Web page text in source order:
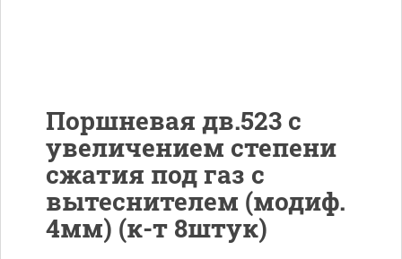
Поршневая дв.523 с
увеличением степени
сжатия под газ с
вытеснителем (модиф.
4мм) (к-т 8штук)